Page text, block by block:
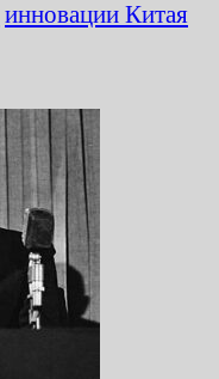
инновации Китая